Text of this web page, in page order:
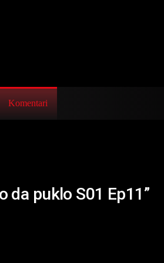
Komentari
da puklo S01 Ep11”